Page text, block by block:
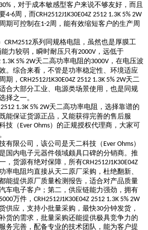
30% ，对于成本敏感型客户来说不够友好，而且
4-6周，而CRH2512J1K30E04Z 2512 1.3K 5% 2W
期可控制在1-2周，能有效缩短客户的生产周
CRM2512系列同规格电阻，虽然也是厚膜工
力较弱，瞬时耐压只有2000V ，远低于
1.3K 5% 2W天二高功率电阻的3000V ，在电压波
。综合来看，不管是功率稳定性、环境适应
期， CRH2512J1K30E04Z 2512 1.3K 5% 2W天二
合大部分工业、电源类场景使用，也是同规
择之一。
1.3K 5% 2W天二高功率电阻，选择靠谱的
能保证货源正品，又能获得完善的售后服
技（ Ever Ohms）的正规授权代理商，大家可
有限公司，该公司是天二科技（ Ever Ohms）
国内电子元器件领域颇具口碑的分销商。推
，货源有绝对保障，所有CRH2512J1K30E04Z
率电阻均直接从天二原厂采购，杜绝翻新、
能提供原厂质量检测报告，适合对产品质量
车电子客户；第二，供应链能力强劲，拥有
5000万件， CRH2512J1K30E04Z 2512 1.3K 5% 2W
供应，支持小批量采购，最快30分钟发货，
货的需求，批量采购还能提供极具竞争力的
务完善，配备专业的技术团队，能为客户提